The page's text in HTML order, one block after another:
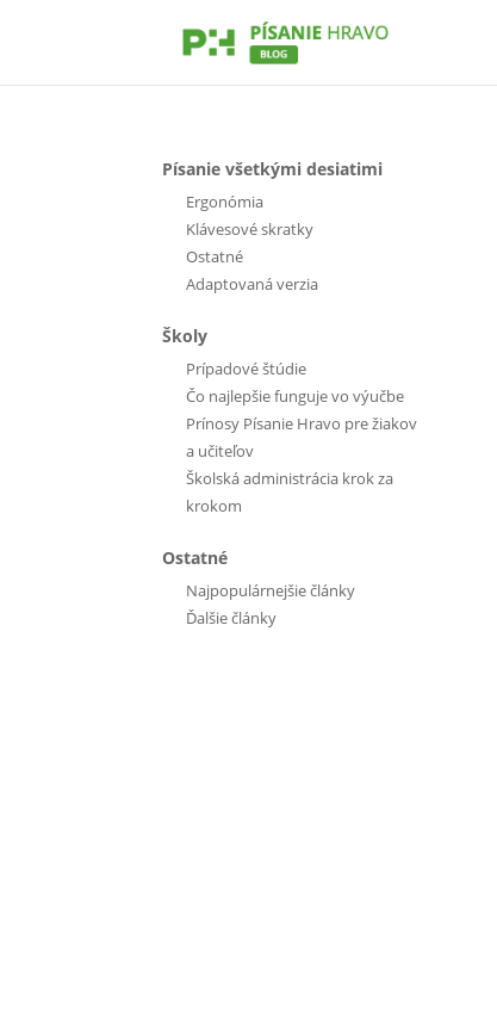
Písanie všetkými desiatimi
Ergonómia
Klávesové skratky
Ostatné
Adaptovaná verzia
Školy
Prípadové štúdie
Čo najlepšie funguje vo výučbe
Prínosy Písanie Hravo pre žiakov
a učiteľov
Školská administrácia krok za
krokom
Ostatné
Najpopulárnejšie články
Ďalšie články